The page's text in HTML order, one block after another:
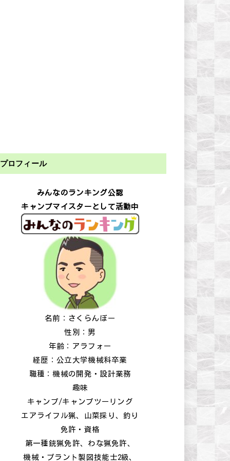
プロフィール
みんなのランキング公認
キャンプマイスターとして活動中
名前：さくらんぼー
性別：男
年齢：アラフォー
経歴：公立大学機械科卒業
職種：機械の開発・設計業務
趣味
キャンプ/キャンプツーリング
エアライフル猟、山菜採り、釣り
免許・資格
第一種銃猟免許、わな猟免許、
機械・プラント製図技能士2級、